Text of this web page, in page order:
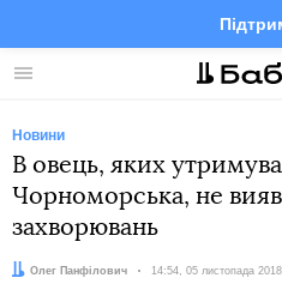
Меню Facebook
Новини
В овець, яких
Чорноморська, не
захворювань
Автор:
Олег Панфілович Дата:
14:54, 05 листопада 2018